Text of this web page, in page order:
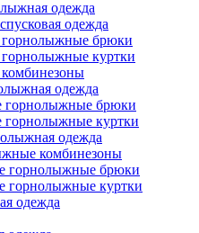
одежда
одежда
горнолыжные брюки
горнолыжные куртки
комбинезоны
одежда
горнолыжные брюки
горнолыжные куртки
одежда
комбинезоны
горнолыжные брюки
горнолыжные куртки
одежда